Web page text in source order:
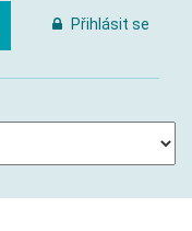
Přihlásit se